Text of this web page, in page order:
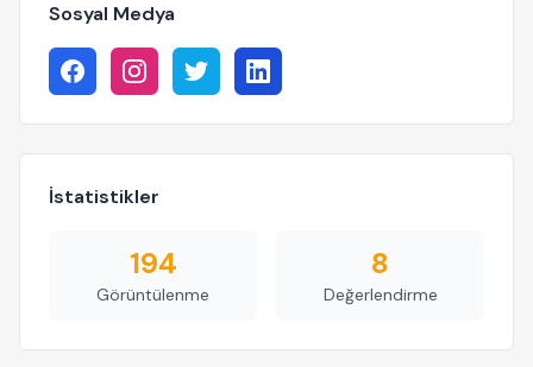
Sosyal Medya
İstatistikler
194
Görüntülenme
8
Değerlendirme